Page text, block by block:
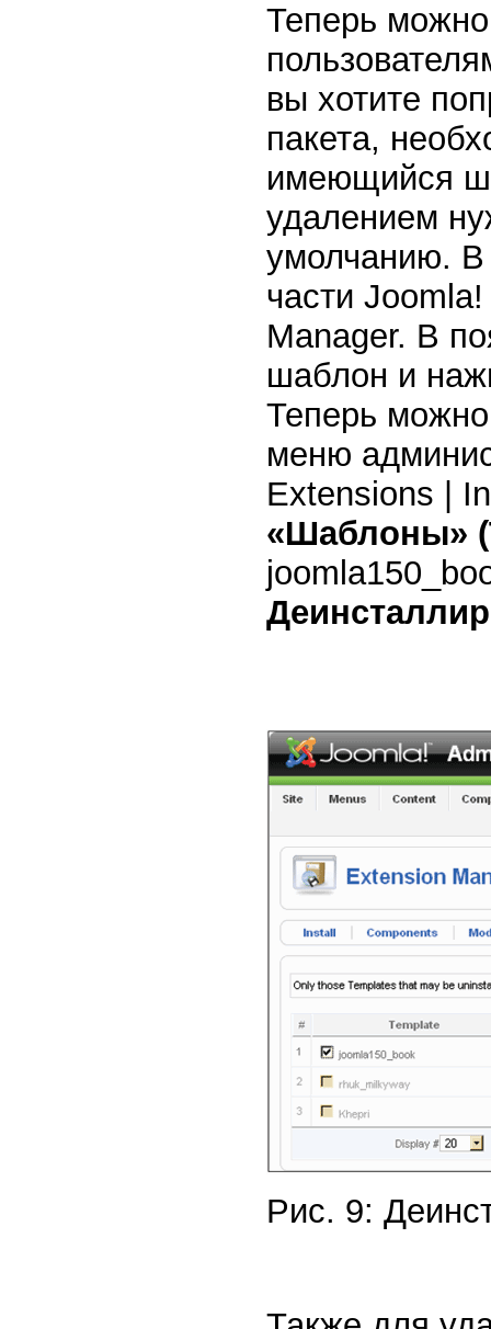
Теперь
вы хотите
пакета,
имеющийся
удалением
умолчанию. В
части
Manager. В
шаблон и
Теперь
меню
Extensions |
«Шаблоны»
Рис. 9: